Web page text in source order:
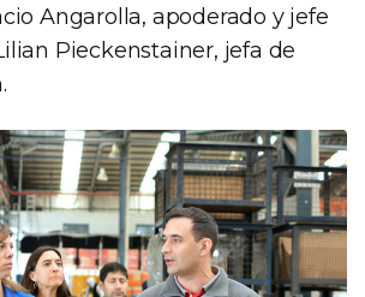
Angarolla, apoderado y jefe
Pieckenstainer, jefa de